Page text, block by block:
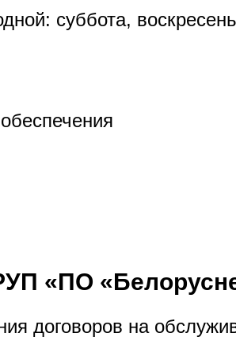
суббота,
«ПО
договоров на